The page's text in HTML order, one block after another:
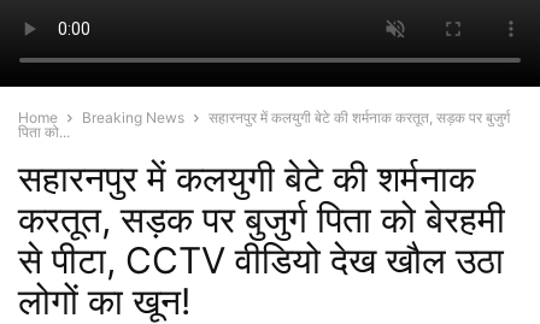
Home Breaking News
सहारनपुर में कलयुगी बेटे की शर्मनाक करतूत, सड़क पर बुजुर्ग
पिता को...
सहारनपुर में कलयुगी बेटे की शर्मनाक
करतूत, सड़क पर बुजुर्ग पिता को बेरहमी
से पीटा, CCTV वीडियो देख खौल उठा
लोगों का खून!